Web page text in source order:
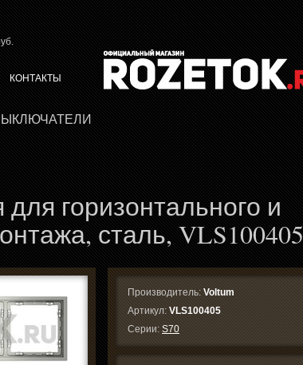
КОНТАКТЫ
горизонтального и
сталь, VLS100405
Производитель: Voltum
Артикул: VLS100405
Серии: S70